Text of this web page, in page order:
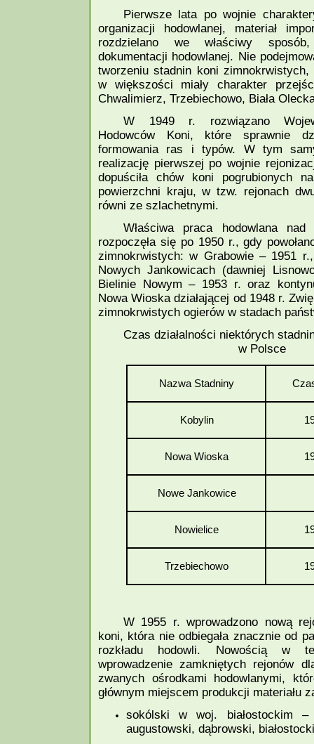
Pierwsze lata po wojnie
organizacji hodowlanej, materiał
rozdzielano we właściwy
dokumentacji hodowlanej. Nie
tworzeniu stadnin koni
w większości miały charakter
Chwalimierz, Trzebiechowo, Biała
W 1949 r. rozwiązano
Hodowców Koni, które sprawnie
formowania ras i typów. W tym
realizację pierwszej po wojnie
dopuściła chów koni pogrubionych
powierzchni kraju, w tzw. rejonach
równi ze szlachetnymi.
Właściwa praca hodowlana nad
rozpoczęła się po 1950 r., gdy
zimnokrwistych: w Grabowie – 1951
Nowych Jankowicach (dawniej
Bielinie Nowym – 1953 r. oraz
Nowa Wioska działającej od 1948 r.
zimnokrwistych ogierów w stadach
Czas działalności niektórych
w Polsce
Nazwa Stadniny
Kobylin
Nowa Wioska
Nowe Jankowice
Nowielice
Trzebiechowo
W 1955 r. wprowadzono nową
koni, która nie odbiegała znacznie od
rozkładu hodowli. Nowością w
wprowadzenie zamkniętych rejonów
zwanych ośrodkami hodowlanymi,
głównym miejscem produkcji materiału
sokólski w woj. białostockim –
augustowski, dąbrowski,